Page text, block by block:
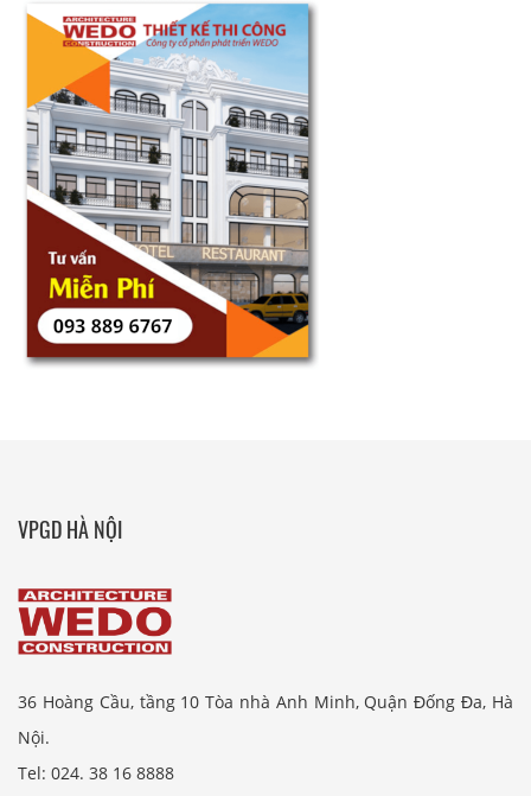
VPGD HÀ NỘI
36 Hoàng Cầu, tầng 10 Tòa nhà Anh Minh, Quận Đống Đa, Hà
Nội.
Tel: 024. 38 16 8888